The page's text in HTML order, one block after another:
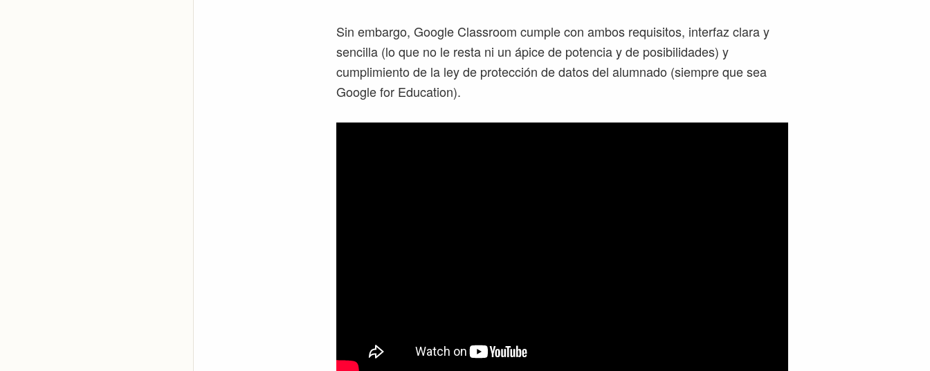
Sin embargo, Google Classroom cumple con ambos requisitos, interfaz clara y
sencilla (lo que no le resta ni un ápice de potencia y de posibilidades) y
cumplimiento de la ley de protección de datos del alumnado (siempre que sea
Google for Education).